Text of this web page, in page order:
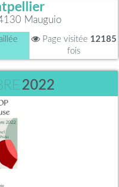
Mauguio
Page visitée 12185
fois
2022